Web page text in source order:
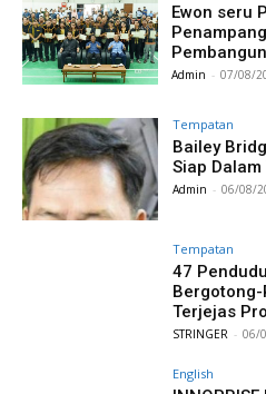
Ewon seru
Admin - 07/08/
Tempatan
Bailey
Siap
Admin - 06/08/
Tempatan
47
Bergotong-
Terjejas
STRINGER - 06/
English